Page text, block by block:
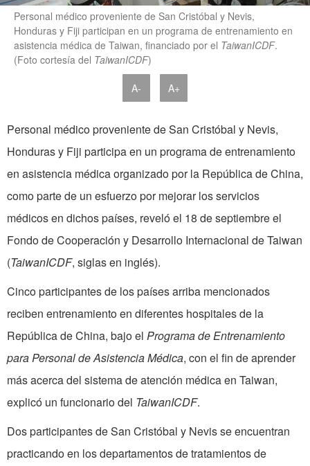
Personal médico proveniente de San Cristóbal y Nevis,
Honduras y Fiji participan en un programa de entrenamiento en
asistencia médica de Taiwan, financiado por el TaiwanICDF.
(Foto cortesía del TaiwanICDF)
A- A+
Personal médico proveniente de San Cristóbal y Nevis,
Honduras y Fiji participa en un programa de entrenamiento
en asistencia médica organizado por la República de China,
como parte de un esfuerzo por mejorar los servicios
médicos en dichos países, reveló el 18 de septiembre el
Fondo de Cooperación y Desarrollo Internacional de Taiwan
(TaiwanICDF, siglas en inglés).
Cinco participantes de los países arriba mencionados
reciben entrenamiento en diferentes hospitales de la
República de China, bajo el Programa de Entrenamiento
para Personal de Asistencia Médica, con el fin de aprender
más acerca del sistema de atención médica en Taiwan,
explicó un funcionario del TaiwanICDF.
Dos participantes de San Cristóbal y Nevis se encuentran
practicando en los departamentos de tratamientos de